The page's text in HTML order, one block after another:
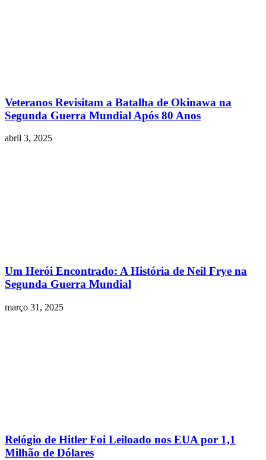
Veteranos Revisitam a Batalha de Okinawa na
Segunda Guerra Mundial Após 80 Anos
abril 3, 2025
Um Herói Encontrado: A História de Neil Frye na
Segunda Guerra Mundial
março 31, 2025
Relógio de Hitler Foi Leiloado nos EUA por 1,1
Milhão de Dólares